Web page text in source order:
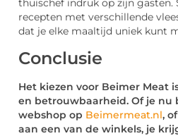
thuischef indruk op zijn gasten.
recepten met verschillende
dat je elke maaltijd uniek kunt
Conclusie
Het kiezen voor Beimer Meat
en betrouwbaarheid. Of je nu
webshop op Beimermeat.nl,
aan een van de winkels, je